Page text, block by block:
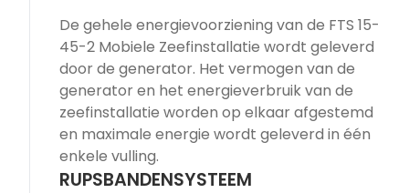
De gehele energievoorziening van de FTS 15-
45-2 Mobiele Zeefinstallatie wordt geleverd
door de generator. Het vermogen van de
generator en het energieverbruik van de
zeefinstallatie worden op elkaar afgestemd
en maximale energie wordt geleverd in één
enkele vulling.
RUPSBANDENSYSTEEM